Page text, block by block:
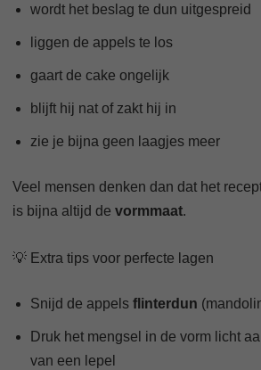
wordt het beslag te dun uitgespreid
liggen de appels te los
gaart de cake ongelijk
blijft hij nat of zakt hij in
zie je bijna geen laagjes meer
Veel mensen denken dan dat het
is bijna altijd de vormmaat.
💡 Extra tips voor perfecte lagen
Snijd de appels flinterdun
Druk het mengsel in de vorm licht
van een lepel